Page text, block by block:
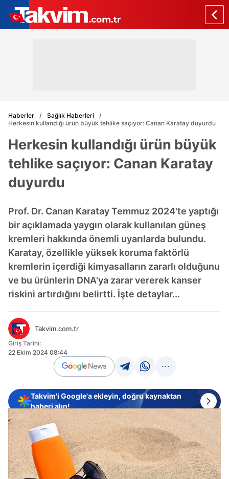
Haberler
Sağlık Haberleri
Herkesin kullandığı ürün büyük tehlike saçıyor: Canan Karatay duyurdu
Herkesin kullandığı ürün büyük
tehlike saçıyor: Canan Karatay
duyurdu
Prof. Dr. Canan Karatay Temmuz 2024'te yaptığı
bir açıklamada yaygın olarak kullanılan güneş
kremleri hakkında önemli uyarılarda bulundu.
Karatay, özellikle yüksek koruma faktörlü
kremlerin içerdiği kimyasalların zararlı olduğunu
ve bu ürünlerin DNA'ya zarar vererek kanser
riskini artırdığını belirtti. İşte detaylar...
Takvim.com.tr
Giriş Tarihi:
22 Ekim 2024 08:44
Takvim'i Google'a ekleyin, doğru kaynaktan
haberi alın!